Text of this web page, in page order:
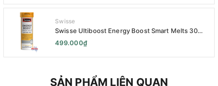
Swisse
Swisse Ultiboost Energy Boost Smart Melts 30
pack - Viên uống Tăng cường năng lượng tan chảy
thông minh 30 viên
499.000₫
SẢN PHẨM LIÊN QUAN